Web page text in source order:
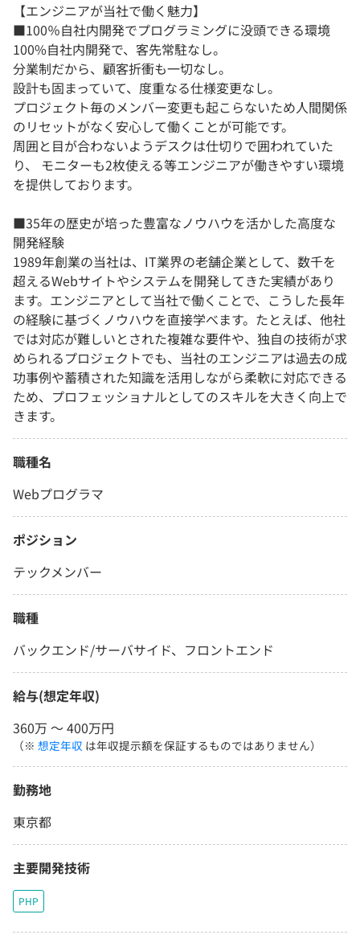
【エンジニアが当社で働く魅力】
■100％自社内開発でプログラミングに没頭できる環境
100%自社内開発で、客先常駐なし。
分業制だから、顧客折衝も一切なし。
設計も固まっていて、度重なる仕様変更なし。
プロジェクト毎のメンバー変更も起こらないため人間関係
のリセットがなく安心して働くことが可能です。
周囲と目が合わないようデスクは仕切りで囲われていた
り、 モニターも2枚使える等エンジニアが働きやすい環境
を提供しております。
■35年の歴史が培った豊富なノウハウを活かした高度な
開発経験
1989年創業の当社は、IT業界の老舗企業として、数千を
超えるWebサイトやシステムを開発してきた実績があり
ます。エンジニアとして当社で働くことで、こうした長年
の経験に基づくノウハウを直接学べます。たとえば、他社
では対応が難しいとされた複雑な要件や、独自の技術が求
められるプロジェクトでも、当社のエンジニアは過去の成
功事例や蓄積された知識を活用しながら柔軟に対応できる
ため、プロフェッショナルとしてのスキルを大きく向上で
きます。
職種名
Webプログラマ
ポジション
テックメンバー
職種
バックエンド/サーバサイド、フロントエンド
給与(想定年収)
360万 〜 400万円
（※ 想定年収 は年収提示額を保証するものではありません）
勤務地
東京都
主要開発技術
PHP